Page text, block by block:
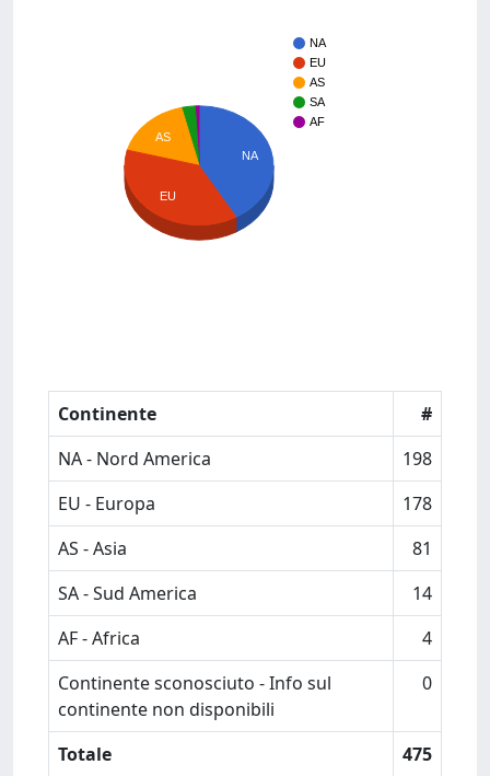
NA
EU
AS
SA
AF
NA
AS
EU
Continente
#
NA - Nord America
198
EU - Europa
178
AS - Asia
81
SA - Sud America
14
AF - Africa
4
Continente sconosciuto - Info sul
continente non disponibili
0
Totale 475